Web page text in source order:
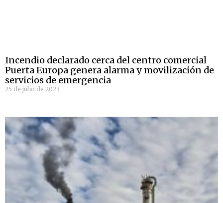
Incendio declarado cerca del centro comercial
Puerta Europa genera alarma y movilización de
servicios de emergencia
25 de julio de 2023